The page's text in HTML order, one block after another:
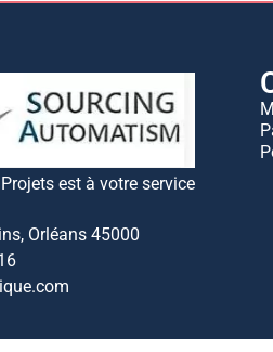
est à votre service
Orléans 45000